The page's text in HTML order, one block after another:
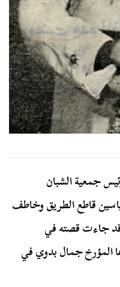
جمعية الشبان
قاطع الطريق وخاطف
جاءت قصته في
جمال بدوي في